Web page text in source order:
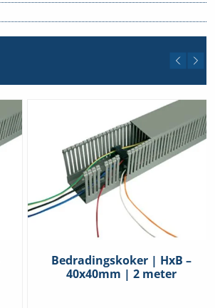
Bedradingskoker | HxB –
40x40mm | 2 meter